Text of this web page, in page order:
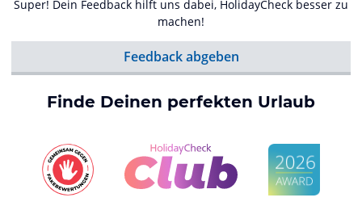
Super! Dein Feedback hilft uns dabei, HolidayCheck besser zu
machen!
Feedback abgeben
Finde Deinen perfekten Urlaub